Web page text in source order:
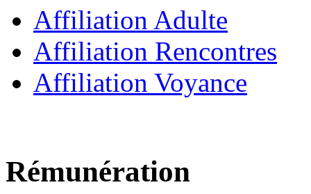
Affiliation Adulte
Affiliation Rencontres
Affiliation Voyance
Rémunération